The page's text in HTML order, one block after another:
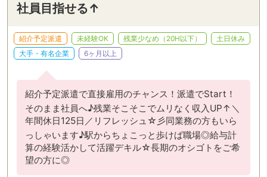
社員目指せる↑
紹介予定派遣 未経験OK 残業少なめ（20H以下）
土日休み
大手・有名企業
6ヶ月以上
紹介予定派遣で直接雇用のチャンス！派遣でStart！
そのまま社員へ♪残業そこそこでムリなく収入UP↑＼
年間休日125日／リフレッシュ☆彡同業務の方もいら
っしゃいます♪駅からちょこっと歩けば職場◎給与計
算の経験活かして活躍デキル☆長期のオシゴトをご希
望の方に◎